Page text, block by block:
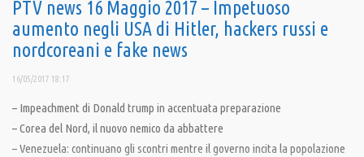
PTV news 16 Maggio 2017 – Impetuoso
aumento negli USA di Hitler, hackers russi e
nordcoreani e fake news
16/05/2017 18:17
– Impeachment di Donald trump in accentuata preparazione
– Corea del Nord, il nuovo nemico da abbattere
– Venezuela: continuano gli scontri mentre il governo incita la popolazione